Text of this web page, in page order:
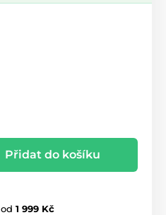
Přidat do košíku
od 1 999 Kč